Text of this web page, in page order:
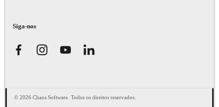
Siga-nos
© 2026 Chaos Software. Todos os direitos reservados.